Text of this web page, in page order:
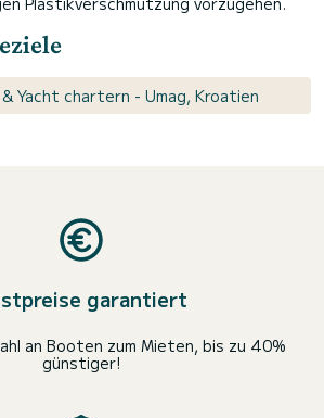
Yacht chartern - Umag, Kroatien
garantiert
an Booten zum Mieten, bis zu 40%
günstiger!